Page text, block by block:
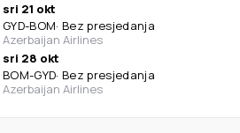
sri 21 okt
GYD-BOM· Bez presjedanja
Azerbaijan Airlines
sri 28 okt
BOM-GYD· Bez presjedanja
Azerbaijan Airlines